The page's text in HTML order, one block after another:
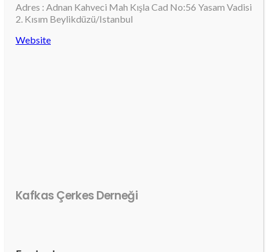
Adres : Adnan Kahveci Mah Kışla Cad No:56 Yasam Vadisi
2. Kısım Beylikdüzü/Istanbul
Website
Kafkas Çerkes Derneği